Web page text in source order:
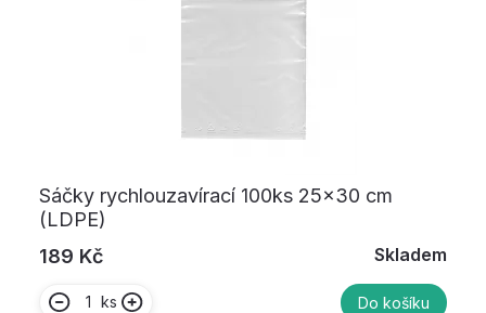
Sáčky rychlouzavírací 100ks 25x30 cm
(LDPE)
189 Kč
Skladem
ks Do košíku